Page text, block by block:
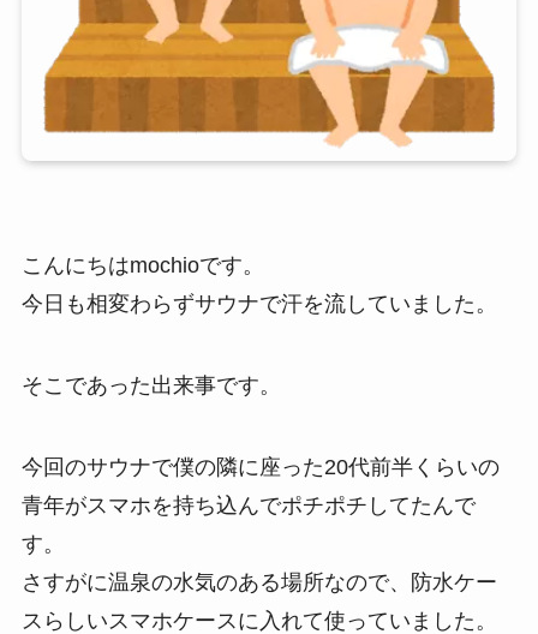
こんにちはmochioです。
今日も相変わらずサウナで汗を流していました。
そこであった出来事です。
今回のサウナで僕の隣に座った20代前半くらいの
青年がスマホを持ち込んでポチポチしてたんで
す。
さすがに温泉の水気のある場所なので、防水ケー
スらしいスマホケースに入れて使っていました。